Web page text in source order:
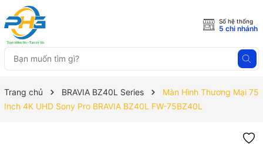
Số hệ thống
5 chi nhánh
Trang chủ BRAVIA BZ40L Series
Màn Hình Thương Mại 75
Inch 4K UHD Sony Pro BRAVIA BZ40L FW-75BZ40L